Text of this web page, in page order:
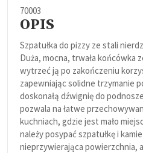
Akcesoria
Eventy grillowe
70003
OPIS
Szpatułka do pizzy ze stali
Duża, mocna, trwała
wytrzeć ją po zakończeniu
zapewniając solidne trzymanie
doskonałą dźwignię do
pozwala na łatwe
kuchniach, gdzie jest mało
należy posypać szpatułkę i
nieprzywierająca powierzchnia,